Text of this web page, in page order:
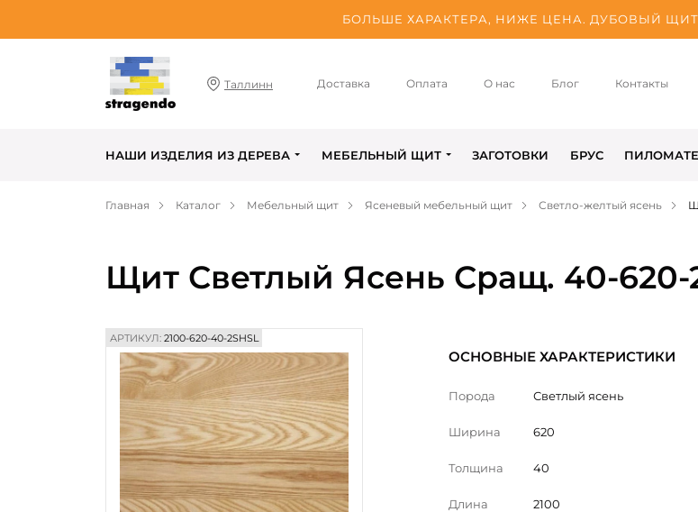
БОЛЬШЕ ХАРАКТЕРА, НИЖЕ ЦЕНА. ДУБОВЫЙ ЩИТ
Таллинн Доставка Оплата О нас Блог Контакты
НАШИ ИЗДЕЛИЯ ИЗ ДЕРЕВА МЕБЕЛЬНЫЙ ЩИТ ЗАГОТОВКИ БРУС
Главная Каталог Мебельный щит Ясеневый мебельный щит Светло-желтый ясень
Щит Светлый Ясень Сращ. 40-620-
АРТИКУЛ: 2100-620-40-2SHSL
ОСНОВНЫЕ ХАРАКТЕРИСТИКИ
Порода Светлый ясень
Ширина 620
Толщина 40
Длина 2100